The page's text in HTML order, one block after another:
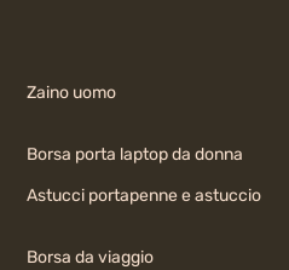
Zaino uomo
Borsa porta laptop da donna
Astucci portapenne e astuccio
Borsa da viaggio